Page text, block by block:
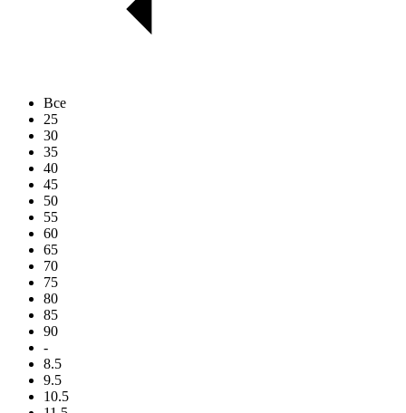
Все
25
30
35
40
45
50
55
60
65
70
75
80
85
90
-
8.5
9.5
10.5